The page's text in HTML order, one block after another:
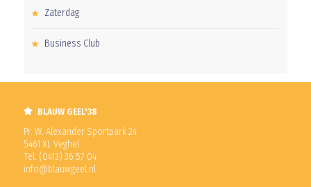
Zaterdag
Business Club
BLAUW GEEL'38
Pr. W. Alexander Sportpark 24
5461 XL Veghel
Tel. (0413) 36 57 04
info@blauwgeel.nl